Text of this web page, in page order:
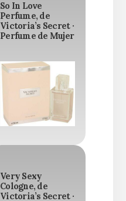
So In Love
Perfume, de
Victoria’s Secret ·
Perfume de Mujer
Very Sexy
Cologne, de
Victoria’s Secret ·